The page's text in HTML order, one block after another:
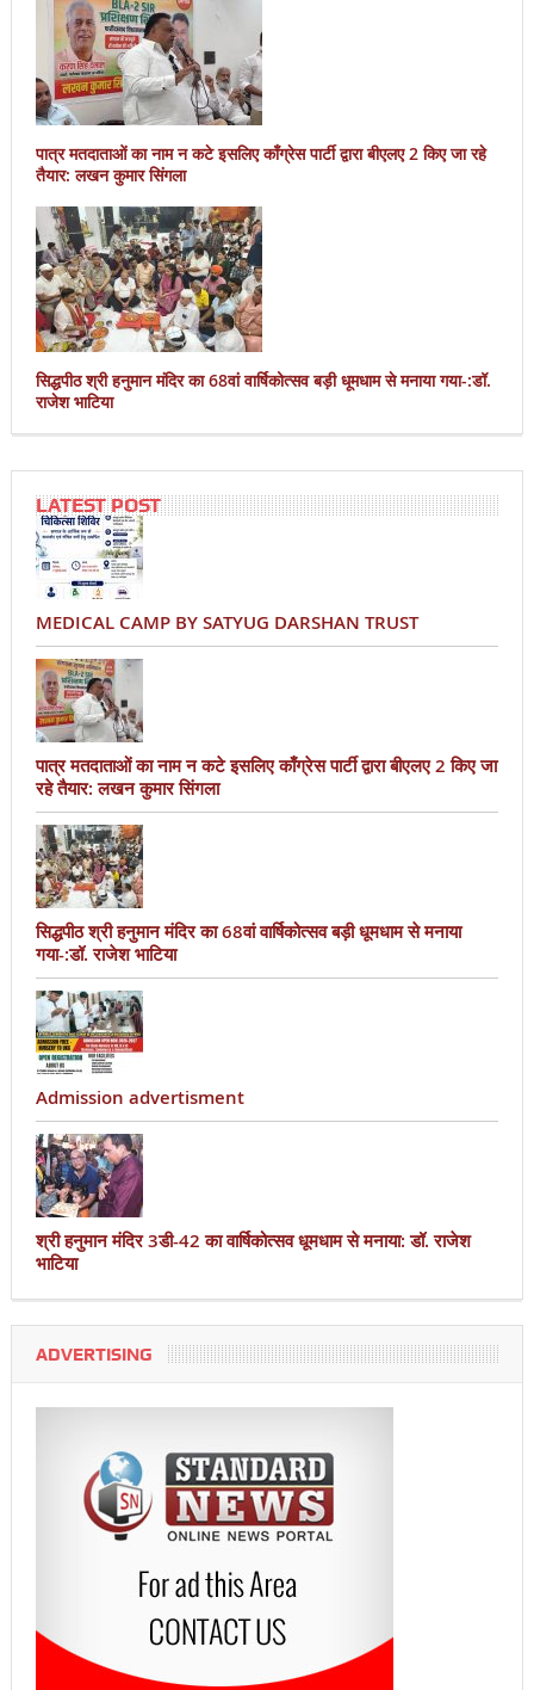
पात्र मतदाताओं का नाम न कटे इसलिए काँग्रेस पार्टी द्वारा बीएलए 2 किए जा रहे
तैयार: लखन कुमार सिंगला
सिद्धपीठ श्री हनुमान मंदिर का 68वां वार्षिकोत्सव बड़ी धूमधाम से मनाया गया-:डॉ.
राजेश भाटिया
LATEST POST
MEDICAL CAMP BY SATYUG DARSHAN TRUST
पात्र मतदाताओं का नाम न कटे इसलिए काँग्रेस पार्टी द्वारा बीएलए 2 किए जा
रहे तैयार: लखन कुमार सिंगला
सिद्धपीठ श्री हनुमान मंदिर का 68वां वार्षिकोत्सव बड़ी धूमधाम से मनाया
गया-:डॉ. राजेश भाटिया
Admission advertisment
श्री हनुमान मंदिर 3डी-42 का वार्षिकोत्सव धूमधाम से मनाया: डॉ. राजेश
भाटिया
ADVERTISING